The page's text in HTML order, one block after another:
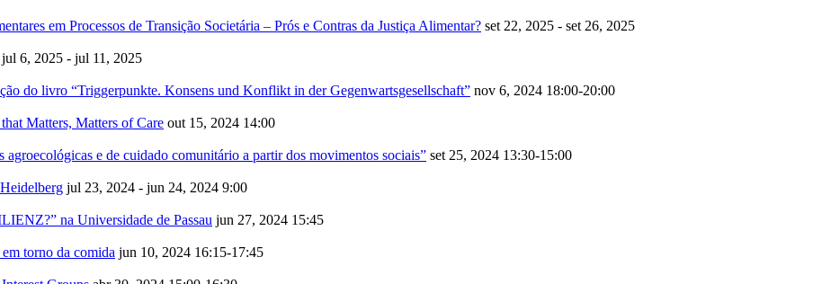
em Processos de Transição Societária – Prós e Contras da Justiça Alimentar? set 22, 2025 - set 26, 2025
jul 6, 2025 - jul 11, 2025
do livro “Triggerpunkte. Konsens und Konflikt in der Gegenwartsgesellschaft” nov 6, 2024 18:00-20:00
Matters, Matters of Care out 15, 2024 14:00
e de cuidado comunitário a partir dos movimentos sociais” set 25, 2024 13:30-15:00
jul 23, 2024 - jun 24, 2024 9:00
na Universidade de Passau jun 27, 2024 15:45
torno da comida jun 10, 2024 16:15-17:45